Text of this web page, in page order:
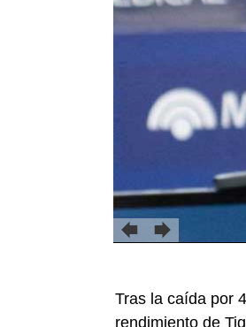
Tras la caída por
rendimiento de